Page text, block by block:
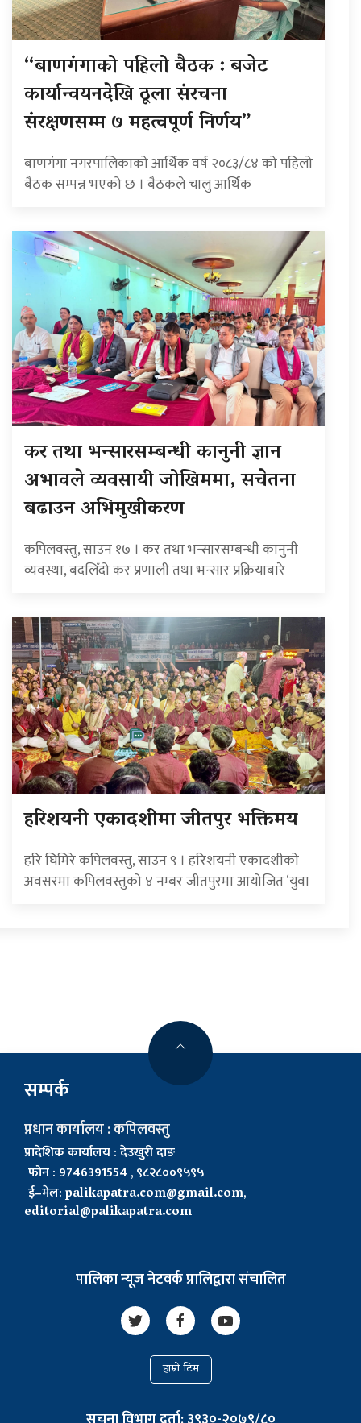
“बाणगंगाको पहिलो बैठक : बजेट
कार्यान्वयनदेखि ठूला संरचना
संरक्षणसम्म ७ महत्वपूर्ण निर्णय”
बाणगंगा नगरपालिकाको आर्थिक वर्ष २०८३/८४ को पहिलो
बैठक सम्पन्न भएको छ । बैठकले चालु आर्थिक
कर तथा भन्सारसम्बन्धी कानुनी ज्ञान
अभावले व्यवसायी जोखिममा, सचेतना
बढाउन अभिमुखीकरण
कपिलवस्तु, साउन १७ । कर तथा भन्सारसम्बन्धी कानुनी
व्यवस्था, बदलिँदो कर प्रणाली तथा भन्सार प्रक्रियाबारे
हरिशयनी एकादशीमा जीतपुर भक्तिमय
हरि घिमिरे कपिलवस्तु, साउन ९ । हरिशयनी एकादशीको
अवसरमा कपिलवस्तुको ४ नम्बर जीतपुरमा आयोजित ‘युवा
सम्पर्क
प्रधान कार्यालय : कपिलवस्तु
प्रादेशिक कार्यालय : देउखुरी दाङ
फोन : 9746391554 , ९८२८००९५९५
ई–मेल:palikapatra.com@gmail.com,
editorial@palikapatra.com
पालिका न्यूज नेटवर्क प्रालिद्वारा संचालित
हाम्रो टिम